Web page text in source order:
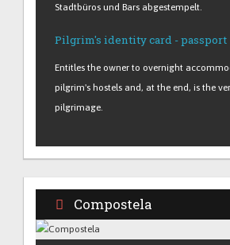
Stadtbüros und Bars abgestempelt.
Pilgrim's identity card - passport
Entitles the owner to overnight
pilgrim's hostels and, at the end, is the
pilgrimage.
Compostela